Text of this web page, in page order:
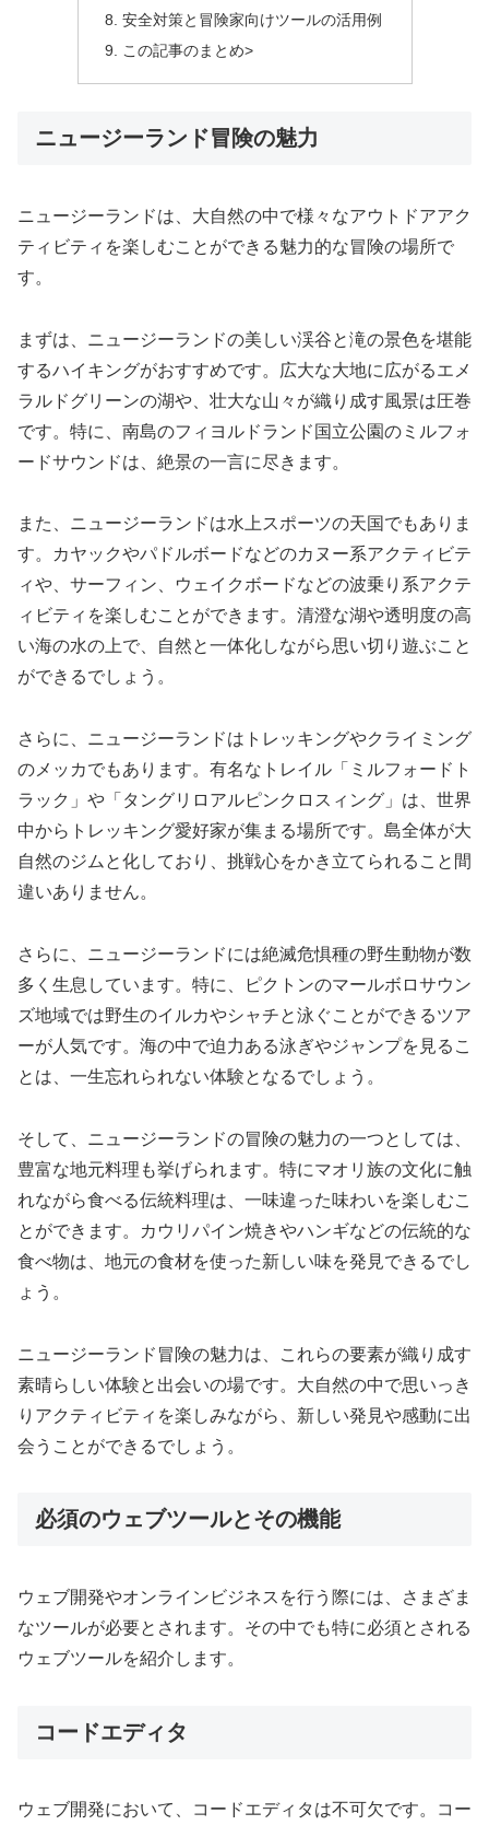
安全対策と冒険家向けツールの活用例
この記事のまとめ>
ニュージーランド冒険の魅力
ニュージーランドは、大自然の中で様々なアウトドアアク
ティビティを楽しむことができる魅力的な冒険の場所で
す。
まずは、ニュージーランドの美しい渓谷と滝の景色を堪能
するハイキングがおすすめです。広大な大地に広がるエメ
ラルドグリーンの湖や、壮大な山々が織り成す風景は圧巻
です。特に、南島のフィヨルドランド国立公園のミルフォ
ードサウンドは、絶景の一言に尽きます。
また、ニュージーランドは水上スポーツの天国でもありま
す。カヤックやパドルボードなどのカヌー系アクティビテ
ィや、サーフィン、ウェイクボードなどの波乗り系アクテ
ィビティを楽しむことができます。清澄な湖や透明度の高
い海の水の上で、自然と一体化しながら思い切り遊ぶこと
ができるでしょう。
さらに、ニュージーランドはトレッキングやクライミング
のメッカでもあります。有名なトレイル「ミルフォードト
ラック」や「タングリロアルピンクロスィング」は、世界
中からトレッキング愛好家が集まる場所です。島全体が大
自然のジムと化しており、挑戦心をかき立てられること間
違いありません。
さらに、ニュージーランドには絶滅危惧種の野生動物が数
多く生息しています。特に、ピクトンのマールボロサウン
ズ地域では野生のイルカやシャチと泳ぐことができるツア
ーが人気です。海の中で迫力ある泳ぎやジャンプを見るこ
とは、一生忘れられない体験となるでしょう。
そして、ニュージーランドの冒険の魅力の一つとしては、
豊富な地元料理も挙げられます。特にマオリ族の文化に触
れながら食べる伝統料理は、一味違った味わいを楽しむこ
とができます。カウリパイン焼きやハンギなどの伝統的な
食べ物は、地元の食材を使った新しい味を発見できるでし
ょう。
ニュージーランド冒険の魅力は、これらの要素が織り成す
素晴らしい体験と出会いの場です。大自然の中で思いっき
りアクティビティを楽しみながら、新しい発見や感動に出
会うことができるでしょう。
必須のウェブツールとその機能
ウェブ開発やオンラインビジネスを行う際には、さまざま
なツールが必要とされます。その中でも特に必須とされる
ウェブツールを紹介します。
コードエディタ
ウェブ開発において、コードエディタは不可欠です。コー